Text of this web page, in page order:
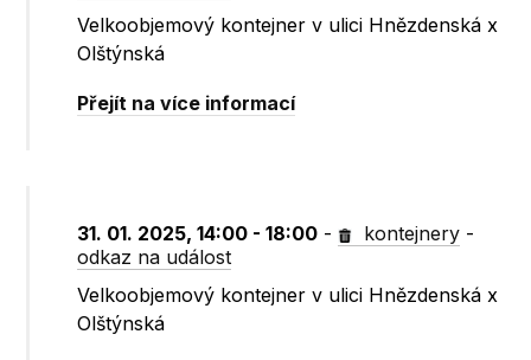
Velkoobjemový kontejner v ulici Hnězdenská x
Olštýnská
Přejít na více informací
31. 01. 2025, 14:00 - 18:00 - kontejnery -
odkaz na událost
Velkoobjemový kontejner v ulici Hnězdenská x
Olštýnská